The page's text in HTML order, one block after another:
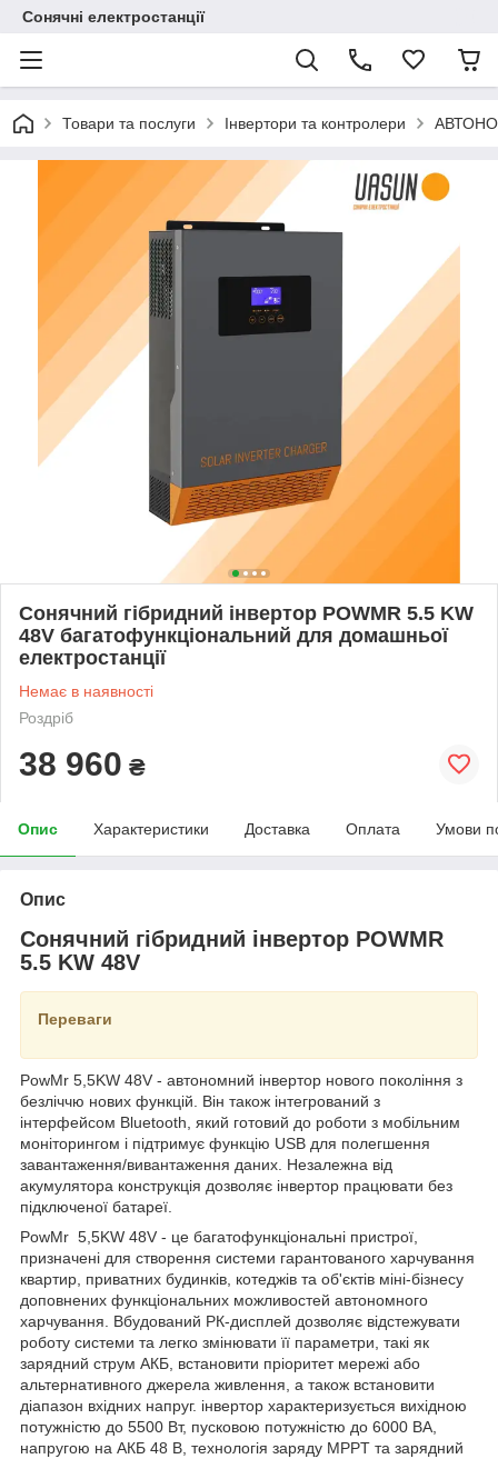
Сонячні електростанції
Товари та послуги Інвертори та контролери
Сонячний гібридний інвертор POWMR 5.5 KW
48V багатофункціональний для домашньої
електростанції
Немає в наявності
Роздріб
38 960 ₴
Опис Характеристики Доставка Оплата Умови
Опис
Сонячний гібридний інвертор POWMR
5.5 KW 48V
Переваги
PowMr 5,5KW 48V - автономний інвертор нового покоління з
безліччю нових функцій. Він також інтегрований з
інтерфейсом Bluetooth, який готовий до роботи з мобільним
моніторингом і підтримує функцію USB для полегшення
завантаження/вивантаження даних. Незалежна від
акумулятора конструкція дозволяє інвертор працювати без
підключеної батареї.
PowMr 5,5KW 48V - це багатофункціональні пристрої,
призначені для створення системи гарантованого харчування
квартир, приватних будинків, котеджів та об'єктів міні-бізнесу
доповнених функціональних можливостей автономного
харчування. Вбудований РК-дисплей дозволяє відстежувати
роботу системи та легко змінювати її параметри, такі як
зарядний струм АКБ, встановити пріоритет мережі або
альтернативного джерела живлення, а також встановити
діапазон вхідних напруг. інвертор характеризується вихідною
потужністю до 5500 Вт, пусковою потужністю до 6000 ВА,
напругою на АКБ 48 В, технологія заряду MPPT та зарядний